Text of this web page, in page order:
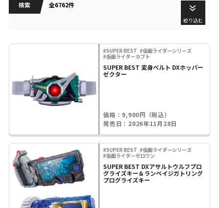
検索 全6762件
絞り込む
#SUPER BEST #仮面ライダーシリーズ
#仮面ライダーカブト
SUPER BEST 変身ベルト DXホッパー
ゼクター
価格：9,900円（税込）
発売日：2026年11月28日
#SUPER BEST #仮面ライダーシリーズ
#仮面ライダーゼロワン
SUPER BEST DXアサルトウルフプロ
グライズキー＆ランペイジガトリング
プログライズキー